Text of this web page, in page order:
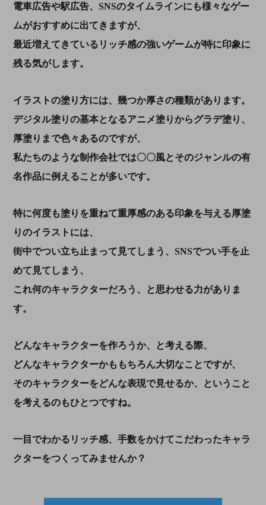
電車広告や駅広告、SNSのタイムラインにも様々なゲー
ムがおすすめに出てきますが、
最近増えてきているリッチ感の強いゲームが特に印象に
残る気がします。
イラストの塗り方には、幾つか厚さの種類があります。
デジタル塗りの基本となるアニメ塗りからグラデ塗り、
厚塗りまで色々あるのですが、
私たちのような制作会社では〇〇風とそのジャンルの有
名作品に例えることが多いです。
特に何度も塗りを重ねて重厚感のある印象を与える厚塗
りのイラストには、
街中でつい立ち止まって見てしまう、SNSでつい手を止
めて見てしまう、
これ何のキャラクターだろう、と思わせる力がありま
す。
どんなキャラクターを作ろうか、と考える際、
どんなキャラクターかももちろん大切なことですが、
そのキャラクターをどんな表現で見せるか、ということ
を考えるのもひとつですね。
一目でわかるリッチ感、手数をかけてこだわったキャラ
クターをつくってみませんか？